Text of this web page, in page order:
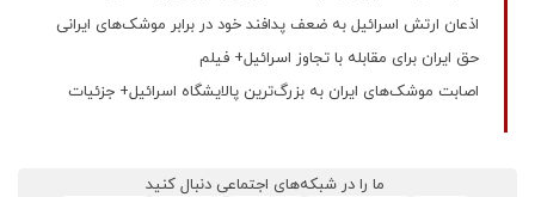
اذعان ارتش اسرائیل به ضعف پدافند خود در برابر موشک‌های ایرانی
حق ایران برای مقابله با تجاوز اسرائیل+ فیلم
اصابت موشک‌های ایران به بزرگ‌ترین پالایشگاه اسرائیل+ جزئیات
ما را در شبکه‌های اجتماعی دنبال کنید